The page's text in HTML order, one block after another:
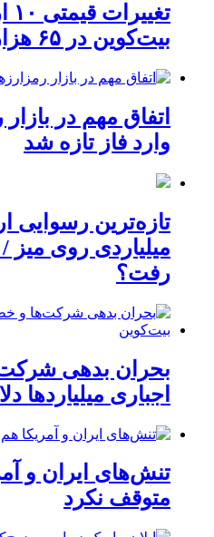
بیت‌کوین در ۶۵ هزار دلار مقاومت کرد؟
اتفاق مهم در
وارد فاز تازه شد
تازه‌ترین رسوایی
رفت؟
بحران بدهی
اجباری میلیاردها
تنش‌های ایران و
متوقف نکرد